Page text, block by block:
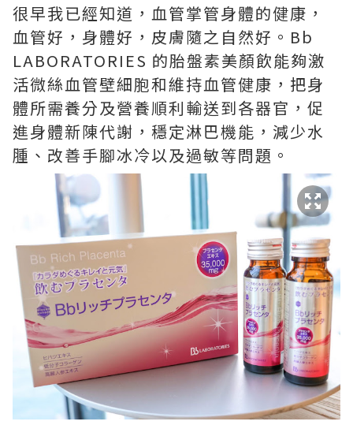
很早我已經知道，血管掌管身體的健康，
血管好，身體好，皮膚隨之自然好。Bb
LABORATORIES 的胎盤素美顏飲能夠激
活微絲血管壁細胞和維持血管健康，把身
體所需養分及營養順利輸送到各器官，促
進身體新陳代謝，穩定淋巴機能，減少水
腫、改善手腳冰冷以及過敏等問題。